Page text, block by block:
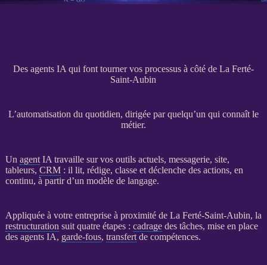
Des agents IA qui font tourner vos processus à côté de La Ferté-
Saint-Aubin
L’automatisation du quotidien, dirigée par quelqu’un qui connaît le
métier.
Un agent IA travaille sur vos outils actuels, messagerie, site,
tableurs, CRM: il lit, rédige, classe et déclenche des actions, en
continu, à partir d’un modèle de langage.
Appliquée à votre entreprise à proximité de La Ferté-Saint-Aubin, la
restructuration suit quatre étapes : cadragedes tâches, mise en place
des agents IA, garde-fous, transfertde compétences.